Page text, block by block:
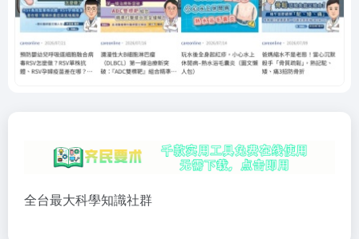
全台最大科學知識社群